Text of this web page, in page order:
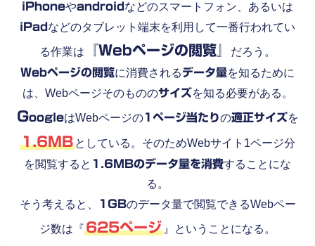
iPhoneやandroid などのスマートフォン、あるいは
iPad などのタブレット端末を利用して一番行われてい
る作業は 『Webページの閲覧』 だろう。
Webページの閲覧に消費されるデータ量を知るために
は、Webページそのもののサイズを知る必要がある。
GoogleはWebページの1ページ当たりの適正サイズを
1.6MB としている。そのためWebサイト1ページ分
を閲覧すると 1.6MBのデータ量を消費することにな
る。
そう考えると、
1GBのデータ量で閲覧できるWebペー
ジ数は『625ページ 』ということになる。